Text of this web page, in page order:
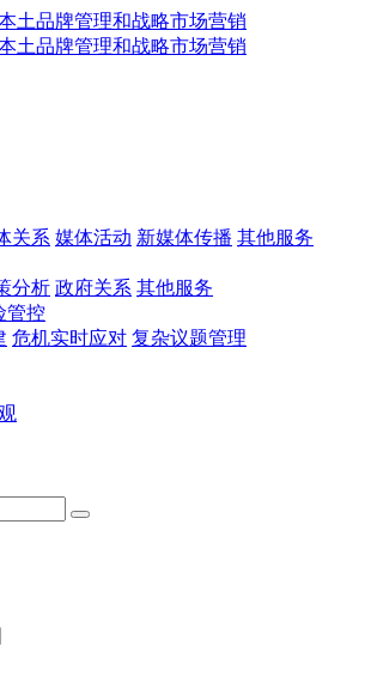
关系 媒体活动 新媒体传播 其他服务
分析 政府关系 其他服务
管控
危机实时应对 复杂议题管理